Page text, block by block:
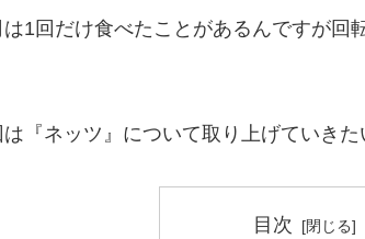
1回だけ食べたことがあるんですが回
『ネッツ』について取り上げていきた
目次